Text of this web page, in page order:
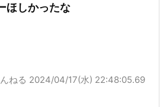
ほしかったな
ねる 2024/04/17(水) 22:48:05.69